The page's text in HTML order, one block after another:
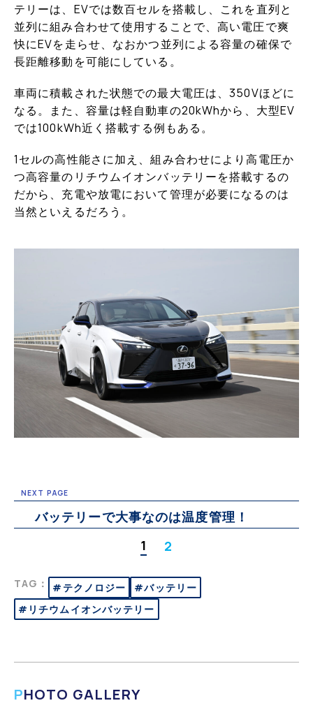
テリーは、EVでは数百セルを搭載し、これを直列と
並列に組み合わせて使用することで、高い電圧で爽
快にEVを走らせ、なおかつ並列による容量の確保で
長距離移動を可能にしている。
車両に積載された状態での最大電圧は、350Vほどに
なる。また、容量は軽自動車の20kWhから、大型EV
では100kWh近く搭載する例もある。
1セルの高性能さに加え、組み合わせにより高電圧か
つ高容量のリチウムイオンバッテリーを搭載するの
だから、充電や放電において管理が必要になるのは
当然といえるだろう。
NEXT PAGE
バッテリーで大事なのは温度管理！
1
2
TAG： #テクノロジー
#バッテリー
#リチウムイオンバッテリー
PHOTO GALLERY